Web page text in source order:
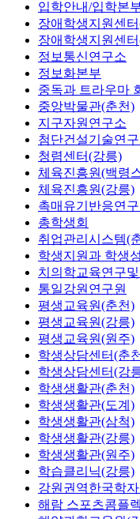
입학안내/입학본
장애학생지원센
장애학생지원센
정보통신연구소
정보화본부
중독과 트라우마
중앙박물관(춘천)
지구자원연구소
첨단건설기술연
청렴센터(강릉)
체육진흥원(백령
체육진흥원(강릉)
촉매유기반응연
총학생회
취업관리시스템(
학생지원과 학생
치의학교육연구
통일강원연구원
평생교육원(춘천)
평생교육원(강릉)
평생교육원(원주)
학생상담센터(춘
학생상담센터(강
학생생활관(춘천)
학생생활관(도계)
학생생활관(삼척)
학생생활관(강릉)
학생생활관(원주)
학습클리닉(강릉)
강원권역한국학
해람 스포츠콤플